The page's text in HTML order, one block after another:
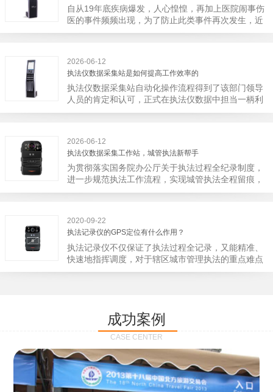
自从19年底疾病爆发，人心惶惶，再加上医院闹事伤
医的事件频频出现，为了防止此类事件再次发生，近
日，广西南宁市卫建委发出通知，要求当地市属各三
大体只有两个，其一，安装安检门是否会激化矛盾。
其二，安装安检门可以防范于未然。1月6号当天，南
宁市第二医院刚试行安检的首日，检查出10多把各类
刀具和一把管制类刀具。近来伤医事件屡屡发生，安
装安检门可以缓解医生安全感不足的问题，同时安检
2026-06-12
执法仪数据采集站是如何提高工作效率的
执法仪数据采集站自动化操作流程得到了该部门领导
人员的肯定和认可，正式在执法仪数据中担当一柄利
剑。 执法仪数据采集站对于执法仪数据资料的管理
备能自动读取目标对象，并同步到采集站中，此外设
备具有断点续传的功能，如果碰到网络故障，可以从
已经上传或下载的部分开始继续上传下载未完成的部
分，而没有必要从头开始上传下载，能节省时间，提
高速度。再者待数据传输完毕之后，执法仪数据采集
下次直接使用，提高执法仪数据效率。执法仪数据采
集站还具有强大的数据存储管理系统，后台统计不同
上传时段、不同重要级别的数据，将统计结果以图表
或者报表的形式呈现；设备设置有用户操作权限管
理，自动将用户警员编号与执法仪编号绑定，保障数
据的合法性，同时系统可设置每个警员的权限，明确
2026-06-12
执法仪数据采集工作站，城管执法新帮手
为贯彻落实国务院办公厅关于执法过程全纪录制度，
进一步规范执法工作流程，实现城管执法全程留痕，
深入推进执法队伍规范化建设，给城管执法工作添加
止了双方矛盾的发生。现在有了执法仪数据采集工作
站，执法队员的担忧便得到有效的解决。每个采集工
作站可支持多台执法记录仪设备同时上传数据，队员
当天使用当天上传，通过数据线接入到采集工作站，
它会自动读取所有的视频、音频、图片、日志等信
作站也能自动为执法记录仪充充电、校校时，做执法
记录仪的贴心小"保姆"。随着群众法律意识的逐步提
高，行政执法行为更加"阳光、透明"，通过工作站可
以随时调取证据视频，精准查阅现场资料，直戳了当
的展示给行政相对人看，有效的减少了行政相对人对
城管执法行为的误解，树立了执法的公信力。
2020-09-22
执法记录仪的GPS定位有什么作用？
执法记录仪不仅保证了执法过程全记录，又能精准、
快速地指挥调度，对于辖区城市管理执法的重点难点
也能一目了然，在城市管理工作信息化中发挥着重要
定位模块，可通过移动网络将位置信息实时发送到监
控中心，在平台的电子地图上显示出设备的具体位
置，实时查看执法人员到岗情况及根据执法环境迅速
调配周边执法人员。同时，内置NFC芯片，可支持身
份证查验等拓展功能，在实战中发挥着重要的作用，
能广泛应用于交警公安执法、卫生监督、城管执法、
海关执法、路政、质量监督、林业园林、消防、质量
成功案例
CASE CENTER